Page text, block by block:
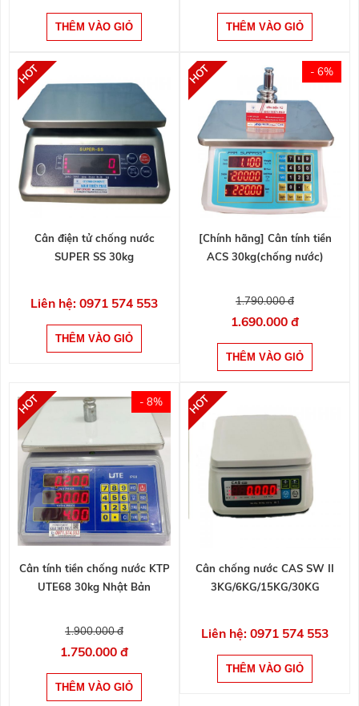
Cân điện tử chống nước
SUPER SS 30kg
Liên hệ: 0971 574 553
- 6%
[Chính hãng] Cân tính tiền
ACS 30kg(chống nước)
1.790.000 đ
1.690.000 đ
- 8%
Cân tính tiền chống nước KTP
UTE68 30kg Nhật Bản
1.900.000 đ
1.750.000 đ
Cân chống nước CAS SW II
3KG/6KG/15KG/30KG
Liên hệ: 0971 574 553